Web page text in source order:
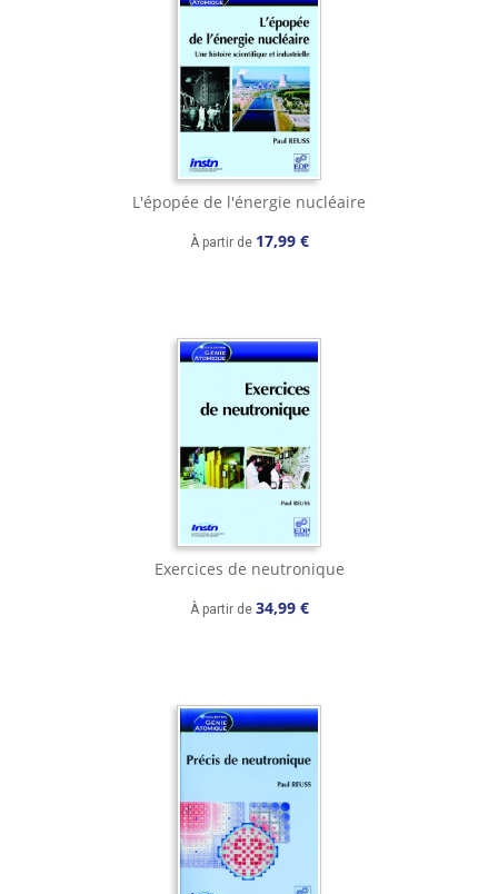
L'épopée de l'énergie nucléaire
À partir de 17,99 €
Exercices de neutronique
À partir de 34,99 €